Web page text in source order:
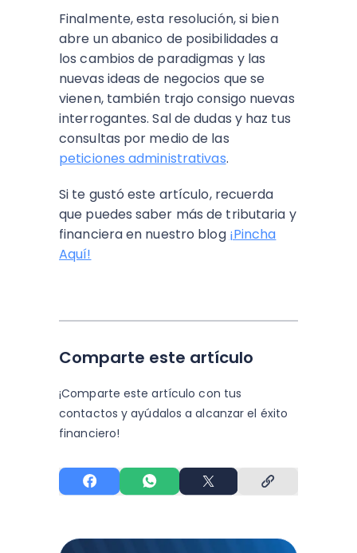
Finalmente, esta resolución, si bien
abre un abanico de posibilidades a
los cambios de paradigmas y las
nuevas ideas de negocios que se
vienen, también trajo consigo nuevas
interrogantes. Sal de dudas y haz tus
consultas por medio de las
peticiones administrativas.
Si te gustó este artículo, recuerda
que puedes saber más de tributaria y
financiera en nuestro blog ¡Pincha
Aquí!
Comparte este artículo
¡Comparte este artículo con tus
contactos y ayúdalos a alcanzar el éxito
financiero!